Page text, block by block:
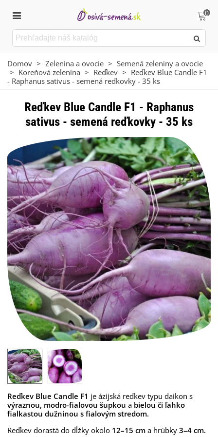
0
Domov > Zelenina a ovocie > Semená zeleniny a ovocie
> Koreňová zelenina > Reďkev > Reďkev Blue Candle F1
- Raphanus sativus - semená reďkovky - 35 ks
Reďkev Blue Candle F1 - Raphanus
sativus - semená reďkovky - 35 ks
Reďkev Blue Candle F1 je ázijská reďkev typu daikon s
výraznou, modro-fialovou šupkou a bielou či ľahko
fialkastou dužninou s fialovým stredom.
Reďkev dorastá do dĺžky okolo 12–15 cm a hrúbky 3–4 cm.